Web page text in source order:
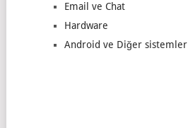
Email ve Chat
Hardware
Android ve Diğer sistemler